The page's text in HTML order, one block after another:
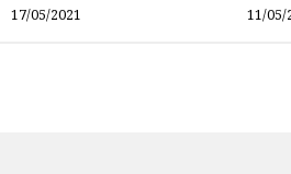
17/05/2021 11/05/